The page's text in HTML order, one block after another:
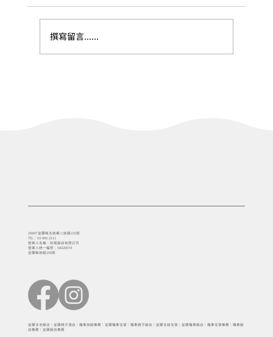
撰寫留言......
26847 宜蘭縣五結鄉二結路231號
TEL：03-965-2111
營業人名稱：松風飯店有限公司
營業人統一編號：54226574
宜蘭縣旅館256號
宜蘭泳池飯店｜宜蘭親子酒店｜羅東旅館推薦｜宜蘭羅東住宿｜羅東親子飯店｜宜蘭五結住宿｜宜蘭羅東飯店｜羅東住宿推薦｜羅東飯
店推薦｜宜蘭飯店推薦